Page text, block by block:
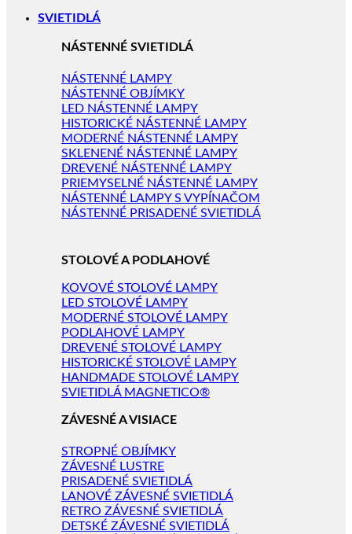
SVIETIDLÁ
NÁSTENNÉ SVIETIDLÁ
NÁSTENNÉ LAMPY
NÁSTENNÉ OBJÍMKY
LED NÁSTENNÉ LAMPY
HISTORICKÉ NÁSTENNÉ LAMPY
MODERNÉ NÁSTENNÉ LAMPY
SKLENENÉ NÁSTENNÉ LAMPY
DREVENÉ NÁSTENNÉ LAMPY
PRIEMYSELNÉ NÁSTENNÉ LAMPY
NÁSTENNÉ LAMPY S VYPÍNAČOM
NÁSTENNÉ PRISADENÉ SVIETIDLÁ
STOLOVÉ A PODLAHOVÉ
KOVOVÉ STOLOVÉ LAMPY
LED STOLOVÉ LAMPY
MODERNÉ STOLOVÉ LAMPY
PODLAHOVÉ LAMPY
DREVENÉ STOLOVÉ LAMPY
HISTORICKÉ STOLOVÉ LAMPY
HANDMADE STOLOVÉ LAMPY
SVIETIDLÁ MAGNETICO®
ZÁVESNÉ A VISIACE
STROPNÉ OBJÍMKY
ZÁVESNÉ LUSTRE
PRISADENÉ SVIETIDLÁ
LANOVÉ ZÁVESNÉ SVIETIDLÁ
RETRO ZÁVESNÉ SVIETIDLÁ
DETSKÉ ZÁVESNÉ SVIETIDLÁ